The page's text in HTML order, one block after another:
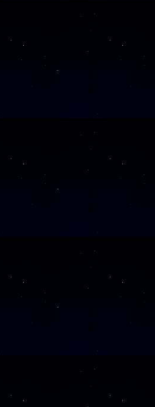
SAMSTAG
SAMSTAG
SAMSTAG
Alle